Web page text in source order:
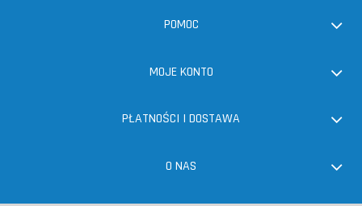
POMOC
MOJE KONTO
PŁATNOŚCI I DOSTAWA
O NAS